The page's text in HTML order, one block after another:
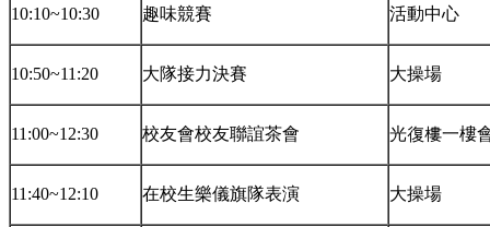
10:10~10:30 趣味競賽 活動中心
10:50~11:20 大隊接力決賽 大操場
11:00~12:30 校友會校友聯誼茶會 光復樓一樓
11:40~12:10 在校生樂儀旗隊表演 大操場